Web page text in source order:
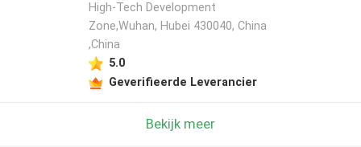
High-Tech Development
Zone,Wuhan, Hubei 430040, China
,China
5.0
Geverifieerde Leverancier
Bekijk meer